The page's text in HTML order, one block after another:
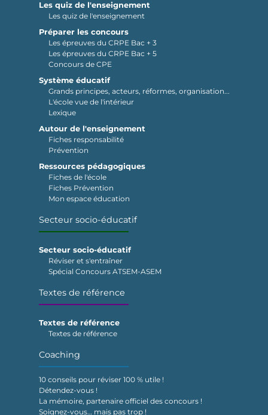
Les quiz de l'enseignement
Les quiz de l'enseignement
Préparer les concours
Les épreuves du CRPE Bac + 3
Les épreuves du CRPE Bac + 5
Concours de CPE
Système éducatif
Grands principes, acteurs, réformes, organisation...
L'école vue de l'intérieur
Lexique
Autour de l'enseignement
Fiches responsabilité
Prévention
Ressources pédagogiques
Fiches de l'école
Fiches Prévention
Mon espace éducation
Secteur socio-éducatif
Secteur socio-éducatif
Réviser et s'entraîner
Spécial Concours ATSEM-ASEM
Textes de référence
Textes de référence
Textes de référence
Coaching
10 conseils pour réviser 100 % utile !
Détendez-vous !
La mémoire, partenaire officiel des concours !
Soignez-vous… mais pas trop !